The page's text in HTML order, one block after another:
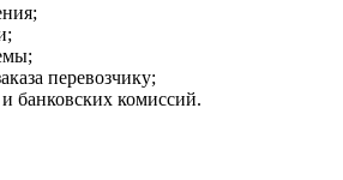
перевозчику;
банковских комиссий.